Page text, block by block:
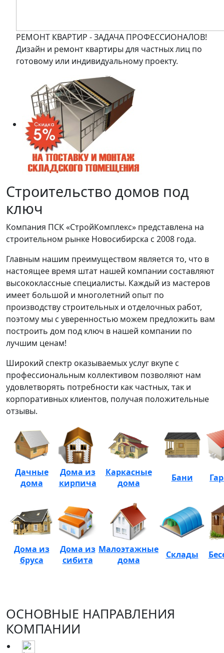
РЕМОНТ КВАРТИР - ЗАДАЧА ПРОФЕССИОНАЛОВ!
Дизайн и ремонт квартиры для частных лиц по
готовому или индивидуальному проекту.
Строительство домов под
ключ
Компания ПСК «СтройКомплекс» представлена на
строительном рынке Новосибирска с 2008 года.
Главным нашим преимуществом является то, что в
настоящее время штат нашей компании составляют
высококлассные специалисты. Каждый из мастеров
имеет большой и многолетний опыт по
производству строительных и отделочных работ,
поэтому мы с уверенностью можем предложить вам
построить дом под ключ в нашей компании по
лучшим ценам!
Широкий спектр оказываемых услуг вкупе с
профессиональным коллективом позволяют нам
удовлетворять потребности как частных, так и
корпоративных клиентов, получая положительные
отзывы.
Дачные
дома
Дома из
кирпича
Каркасные
дома
Бани
Дома из
бруса
Дома из
сибита
Малоэтажные
дома
Склады
ОСНОВНЫЕ НАПРАВЛЕНИЯ
КОМПАНИИ